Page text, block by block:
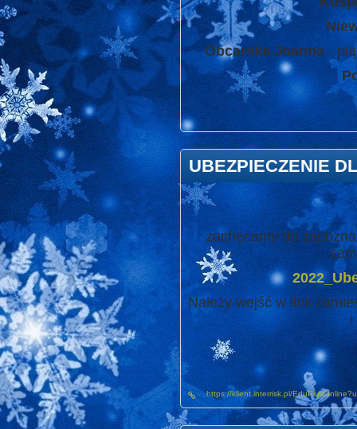
Obcarska Joanna-
UBEZPIECZENIE
zachęcamy do
Należy wejść w link
i
https://klient.interrisk.pl/